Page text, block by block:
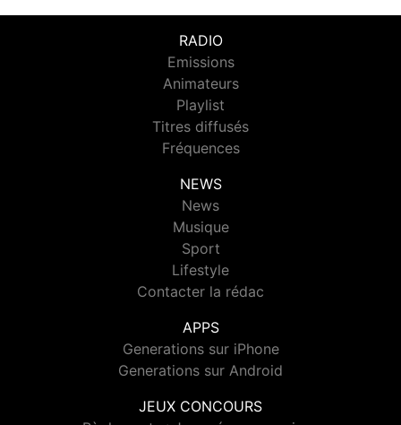
RADIO
Emissions
Animateurs
Playlist
Titres diffusés
Fréquences
NEWS
News
Musique
Sport
Lifestyle
Contacter la rédac
APPS
Generations sur iPhone
Generations sur Android
JEUX CONCOURS